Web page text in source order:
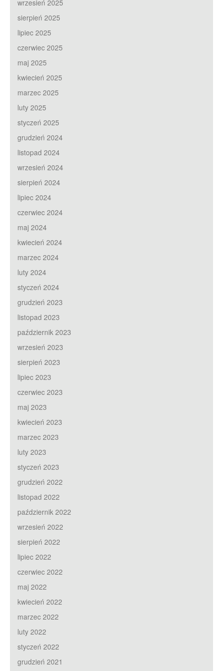
wrzesień 2025
sierpień 2025
lipiec 2025
czerwiec 2025
maj 2025
kwiecień 2025
marzec 2025
luty 2025
styczeń 2025
grudzień 2024
listopad 2024
wrzesień 2024
sierpień 2024
lipiec 2024
czerwiec 2024
maj 2024
kwiecień 2024
marzec 2024
luty 2024
styczeń 2024
grudzień 2023
listopad 2023
październik 2023
wrzesień 2023
sierpień 2023
lipiec 2023
czerwiec 2023
maj 2023
kwiecień 2023
marzec 2023
luty 2023
styczeń 2023
grudzień 2022
listopad 2022
październik 2022
wrzesień 2022
sierpień 2022
lipiec 2022
czerwiec 2022
maj 2022
kwiecień 2022
marzec 2022
luty 2022
styczeń 2022
grudzień 2021